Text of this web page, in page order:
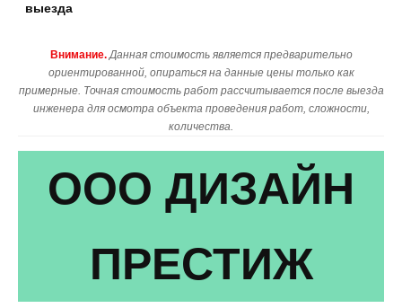
выезда
Внимание. Данная стоимость является предварительно
ориентированной, опираться на данные цены только как
примерные. Точная стоимость работ рассчитывается после выезда
инженера для осмотра объекта проведения работ, сложности,
количества.
ООО ДИЗАЙН
ПРЕСТИЖ